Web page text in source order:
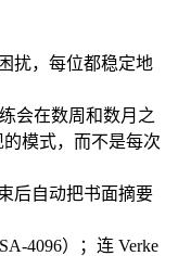
扰，每位都稳定地
会在数周和数月之
模式，而不是每次
后自动把书面摘要
4096）；连 Verke